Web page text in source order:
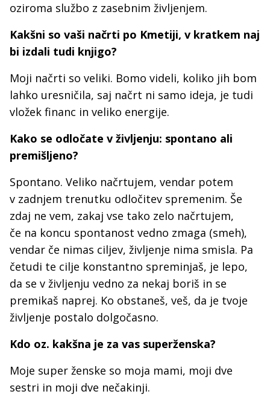
oziroma službo z zasebnim življenjem.
Kakšni so vaši načrti po Kmetiji, v kratkem naj
bi izdali tudi knjigo?
Moji načrti so veliki. Bomo videli, koliko jih bom
lahko uresničila, saj načrt ni samo ideja, je tudi
vložek financ in veliko energije.
Kako se odločate v življenju: spontano ali
premišljeno?
Spontano. Veliko načrtujem, vendar potem
v zadnjem trenutku odločitev spremenim. Še
zdaj ne vem, zakaj vse tako zelo načrtujem,
če na koncu spontanost vedno zmaga (smeh),
vendar če nimas ciljev, življenje nima smisla. Pa
četudi te cilje konstantno spreminjaš, je lepo,
da se v življenju vedno za nekaj boriš in se
premikaš naprej. Ko obstaneš, veš, da je tvoje
življenje postalo dolgočasno.
Kdo oz. kakšna je za vas superženska?
Moje super ženske so moja mami, moji dve
sestri in moji dve nečakinji.